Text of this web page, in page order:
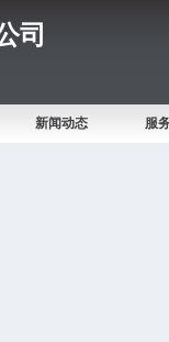
司
新闻动态 服